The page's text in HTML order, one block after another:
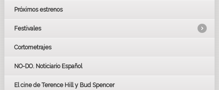
Próximos estrenos
Festivales
LOS OSCARS
GOYAS
BAFTA
Cortometrajes
NO-DO. Noticiario Español
El cine de Terence Hill y Bud Spencer